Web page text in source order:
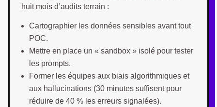
huit mois d’audits terrain :
Cartographier les données sensibles avant tout
POC.
Mettre en place un « sandbox » isolé pour tester
les prompts.
Former les équipes aux biais algorithmiques et
aux hallucinations (30 minutes suffisent pour
réduire de 40 % les erreurs signalées).